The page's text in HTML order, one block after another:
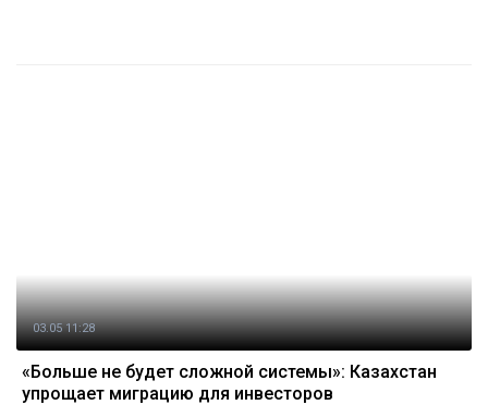
03.05 11:28
«Больше не будет сложной системы»: Казахстан
упрощает миграцию для инвесторов